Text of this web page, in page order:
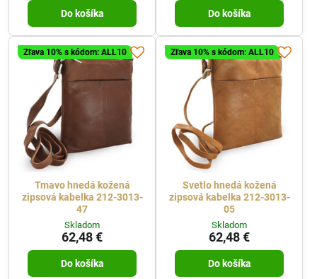
Do košíka Do košíka
Zľava 10% s kódom: ALL10
Tmavo hnedá kožená
zipsová kabelka 212-3013-
47
Skladom
62,48 €
Do košíka
Zľava 10% s kódom: ALL10
Svetlo hnedá kožená
zipsová kabelka 212-3013-
05
Skladom
62,48 €
Do košíka